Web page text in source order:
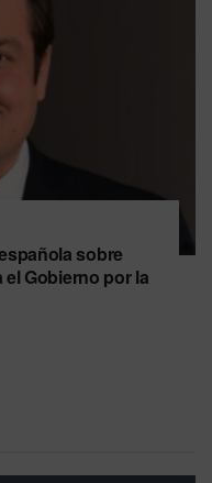
sobre
el Gobierno por la